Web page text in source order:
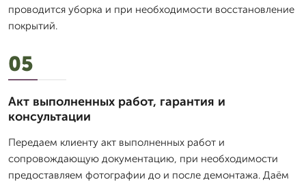
проводится уборка и при необходимости восстановление
покрытий.
05
Акт выполненных работ, гарантия и
консультации
Передаем клиенту акт выполненных работ и
сопровождающую документацию, при необходимости
предоставляем фотографии до и после демонтажа. Даём